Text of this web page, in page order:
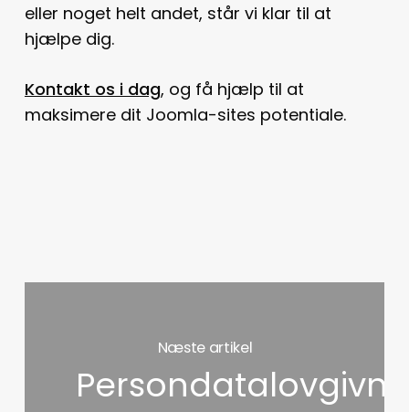
eller noget helt andet, står vi klar til at
hjælpe dig.
Kontakt os i dag, og få hjælp til at
maksimere dit Joomla-sites potentiale.
Næste artikel